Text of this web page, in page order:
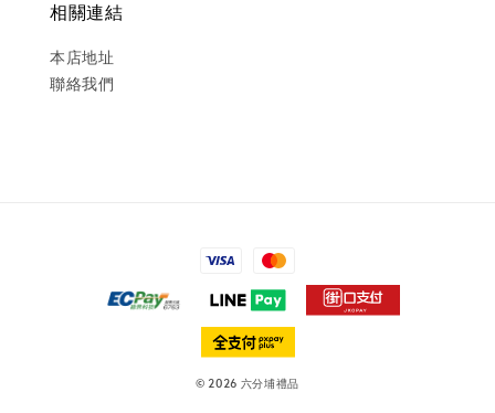
相關連結
本店地址
聯絡我們
© 2026 六分埔禮品